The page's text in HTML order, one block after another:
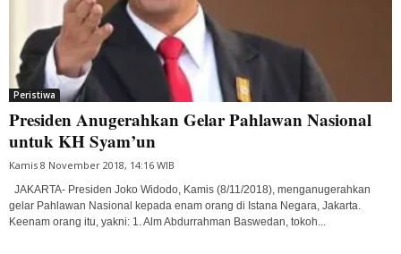
Peristiwa
Presiden Anugerahkan Gelar Pahlawan Nasional
untuk KH Syam’un
Kamis 8 November 2018, 14:16 WIB
JAKARTA- Presiden Joko Widodo, Kamis (8/11/2018), menganugerahkan
gelar Pahlawan Nasional kepada enam orang di Istana Negara, Jakarta.
Keenam orang itu, yakni: 1. Alm Abdurrahman Baswedan, tokoh...